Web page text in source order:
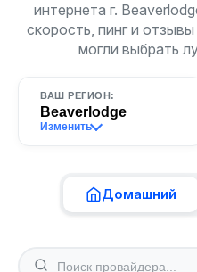
интернета г.
скорость, пинг и
могли выбрать
ВАШ РЕГИОН:
Beaverlodge
Изменить
Домашний